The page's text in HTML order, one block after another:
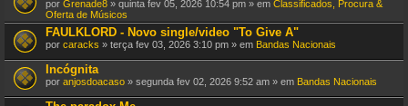
.i
c
o
e
m
u
m
a
por Grenade8 » quinta fev 05, 2026 10:54 pm » em Classificados, Procura &
Oferta de Músicos
FAULKLORD - Novo single/video "To Give A"
por caracks » terça fev 03, 2026 3:10 pm » em Bandas Nacionais
Incógnita
por anjosdoacaso » segunda fev 02, 2026 9:52 am » em Bandas Nacionais